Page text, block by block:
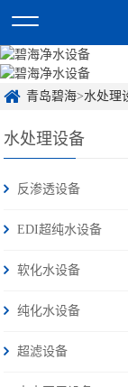
青岛碧海>水处理
水处理设备
反渗透设备
EDI超纯水设备
软化水设备
纯化水设备
超滤设备